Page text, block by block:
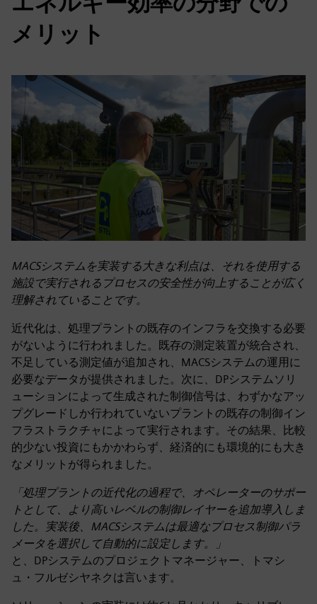
メリット
MACSシステムを実装する大きな利点は、それを使用する
施設で実行されるプロセスの安全性が向上することが広く
理解されていることです。
近代化は、処理プラントの既存のインフラを交換する必要
がないように行われました。既存の測定装置が統合され、
不足している測定値が追加され、MACSシステムの運用に
必要なデータが提供されました。次に、DPシステムソリ
ューションによって生成された制御信号は、わずかなアッ
プグレードしか行われていないプラントの既存の制御イン
フラストラクチャによって実行されます。その結果、比較
的少ない投資にもかかわらず、経済的にも環境的にも大き
なメリットが得られました。
「処理プラントの近代化の過程で、オペレーターのサポー
トとして、より高いレベルの制御レイヤーを追加導入しま
した。実装後、MACSシステムは最適なプロセス制御パラ
メータを選択して自動的に設定します。」
と、DPシステムのプロジェクトマネージャー、トマシ
ュ・フルゼシヤネクは言います。